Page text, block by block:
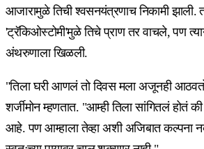
आजारामुळे तिची श्वसनयंत्रणाच निकामी झाली.
'ट्रॅकिओस्टोमी'मुळे तिचे प्राण तर वाचले, पण
अंथरुणाला खिळली.
"तिला घरी आणलं तो दिवस मला अजूनही
शर्जीमोन म्हणतात. "आम्ही तिला सांगितलं होतं
आहे. पण आम्हाला तेव्हा अशी अजिबात कल्पना